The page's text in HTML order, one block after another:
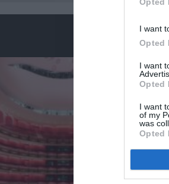
I want
Opted
I want
Opted
I want
of my
was
Opted